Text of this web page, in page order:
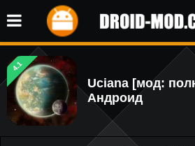
4.1
Uciana [мод:
Андроид